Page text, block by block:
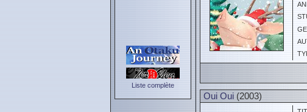
Liste complète
Oui Oui (2003)